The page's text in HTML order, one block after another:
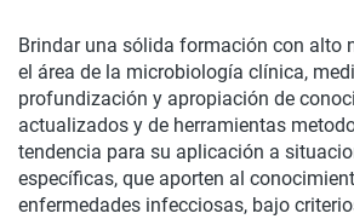
Brindar una sólida formación con alto
el área de la microbiología clínica,
profundización y apropiación de
actualizados y de herramientas
tendencia para su aplicación a
específicas, que aporten al
enfermedades infecciosas, bajo